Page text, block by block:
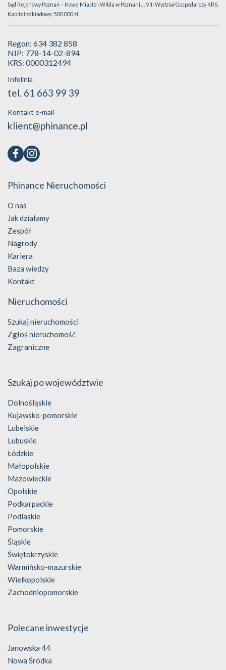
Sąd Rejonowy Poznań – Nowe Miasto i Wilda w Poznaniu, VIII Wydział Gospodarczy KRS,
Kapitał zakładowy: 500 000 zł
Regon: 634 382 858
NIP: 778-14-02-894
KRS: 0000312494
Infolinia
tel. 61 663 99 39
Kontakt e-mail
klient@phinance.pl
Phinance Nieruchomości
O nas
Jak działamy
Zespół
Nagrody
Kariera
Baza wiedzy
Kontakt
Nieruchomości
Szukaj nieruchomości
Zgłoś nieruchomość
Zagraniczne
Szukaj po województwie
Dolnośląskie
Kujawsko-pomorskie
Lubelskie
Lubuskie
Łódzkie
Małopolskie
Mazowieckie
Opolskie
Podkarpackie
Podlaskie
Pomorskie
Śląskie
Świętokrzyskie
Warmińsko-mazurskie
Wielkopolskie
Zachodniopomorskie
Polecane inwestycje
Janowska 44
Nowa Śródka